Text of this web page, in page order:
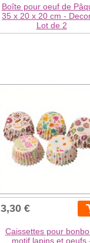
Boîte pour oeuf de
35 x 20 x 20 cm -
Lot de 2
3,30 €
Caissettes pour
motif lapins et oeufs